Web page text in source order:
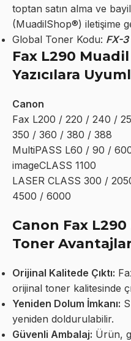
toptan satın alma ve
(MuadilShop®) iletişime
Global Toner Kodu: FX-3
Fax L290
Yazıcılara
Canon
Fax L200 / 220 / 240 /
350 / 360 / 380 / 388
MultiPASS L60 / 90 /
imageCLASS 1100
LASER CLASS 300 /
4500 / 6000
Canon Fax
Toner
Orijinal Kalitede Çıktı:
orijinal toner kalitesinde
Yeniden Dolum İmkanı:
yeniden doldurulabilir.
Güvenli Ambalaj: Ürün,